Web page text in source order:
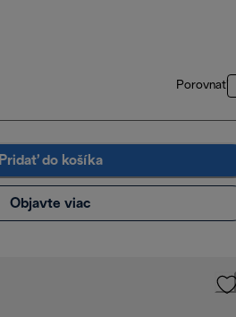
Porovnať
Pridať do košíka
Objavte viac